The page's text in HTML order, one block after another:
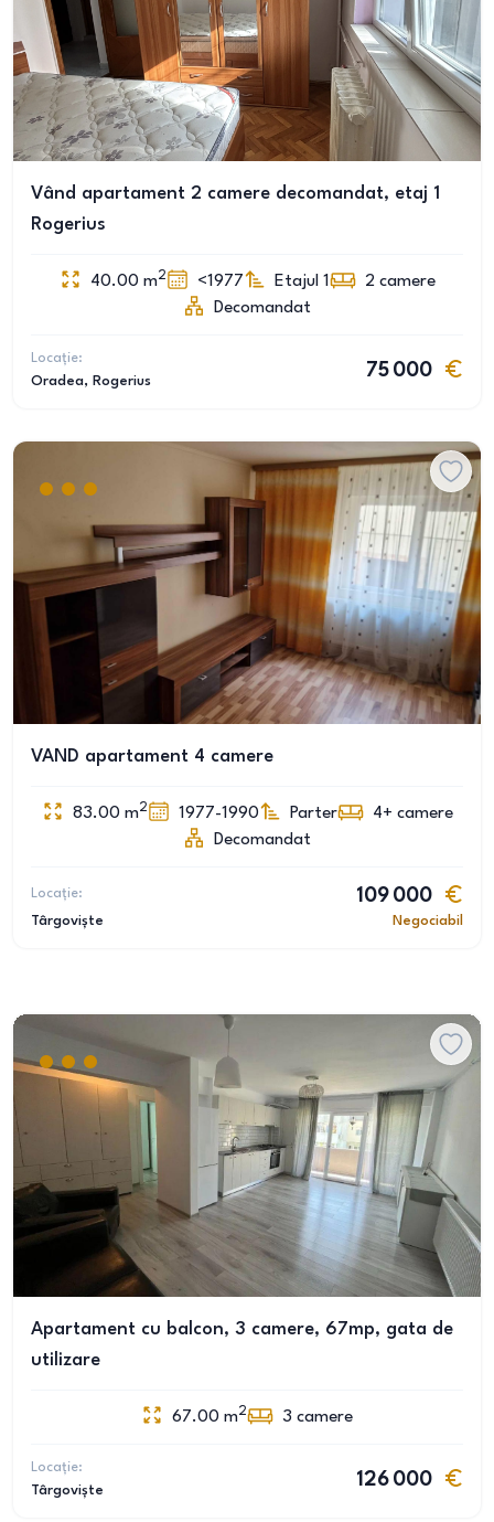
Vând apartament 2 camere decomandat, etaj 1
Rogerius
40.00 m2 <1977 Etajul 1 2 camere
Decomandat
Locație:
Oradea, Rogerius
75 000
VAND apartament 4 camere
83.00 m2 1977-1990 Parter 4+ camere
Decomandat
Locație:
Târgoviște
109 000
Negociabil
Apartament cu balcon, 3 camere, 67mp, gata de
utilizare
67.00 m2 3 camere
Locație:
Târgoviște
126 000